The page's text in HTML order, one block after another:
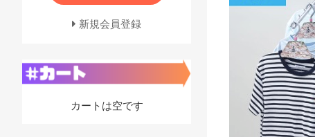
新規会員登録
カートは空です